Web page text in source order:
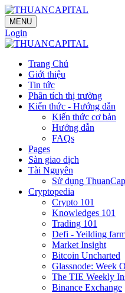
MENU
Login
Trang Chủ
Giới thiệu
Tin tức
Phân tích thị trường
Kiến thức - Hướng dẫn
Kiến thức cơ bản
Hướng dẫn
FAQs
Pages
Sàn giao dịch
Tài Nguyên
Sử dụng
Cryptopedia
Crypto 101
Knowledges 101
Trading 101
Defi - Yeilding
Market Insight
Bitcoin Uncharted
Glassnode: Week
The TIE Weekly
Binance Exchange